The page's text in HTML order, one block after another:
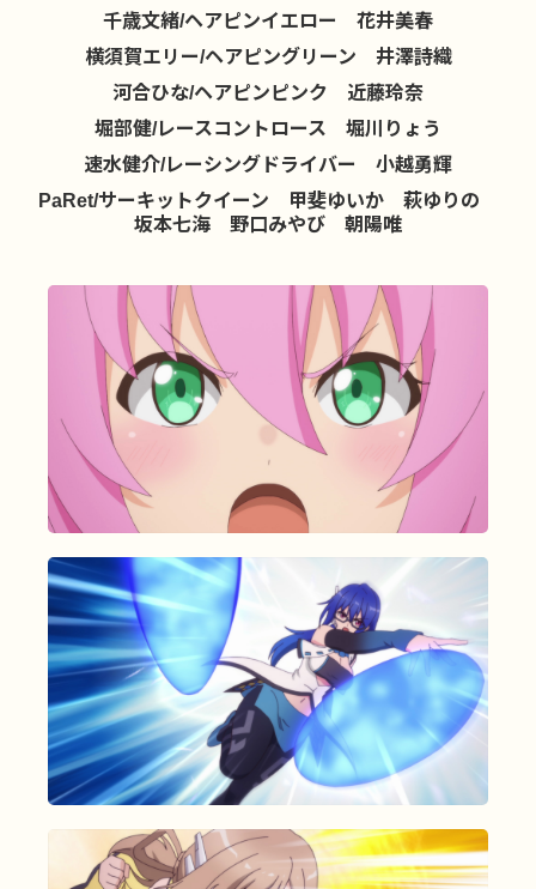
千歳文緒/ヘアピンイエロー 花井美春
横須賀エリー/ヘアピングリーン 井澤詩織
河合ひな/ヘアピンピンク 近藤玲奈
堀部健/レースコントロース 堀川りょう
速水健介/レーシングドライバー 小越勇輝
PaRet/サーキットクイーン 甲斐ゆいか 萩ゆりの
坂本七海 野口みやび 朝陽唯